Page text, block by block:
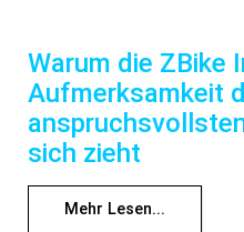
Warum die ZBike
Aufmerksamkeit
sich zieht
Mehr Lesen...